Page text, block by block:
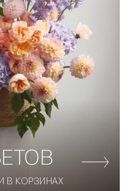
В КОРЗИНАХ